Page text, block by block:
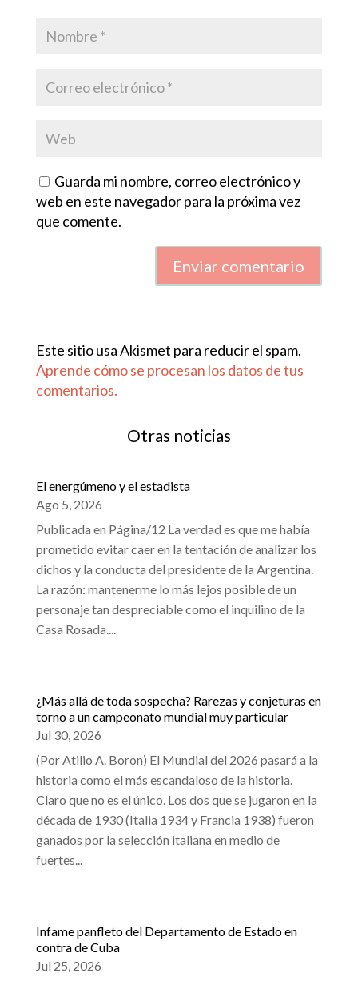
Guarda mi nombre, correo electrónico y
web en este navegador para la próxima vez
que comente.
Enviar comentario
Este sitio usa Akismet para reducir el spam.
Aprende cómo se procesan los datos de tus
comentarios.
Otras noticias
El energúmeno y el estadista
Ago 5, 2026
Publicada en Página/12 La verdad es que me había
prometido evitar caer en la tentación de analizar los
dichos y la conducta del presidente de la Argentina.
La razón: mantenerme lo más lejos posible de un
personaje tan despreciable como el inquilino de la
Casa Rosada....
¿Más allá de toda sospecha? Rarezas y conjeturas en
torno a un campeonato mundial muy particular
Jul 30, 2026
(Por Atilio A. Boron) El Mundial del 2026 pasará a la
historia como el más escandaloso de la historia.
Claro que no es el único. Los dos que se jugaron en la
década de 1930 (Italia 1934 y Francia 1938) fueron
ganados por la selección italiana en medio de
fuertes...
Infame panfleto del Departamento de Estado en
contra de Cuba
Jul 25, 2026